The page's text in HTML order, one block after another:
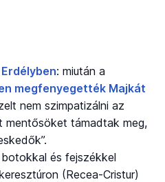
Erdélyben: miután a
megfenyegették Majkát
nem szimpatizálni az
mentősöket támadtak meg,
és fejszékkel
(Recea-Cristur)